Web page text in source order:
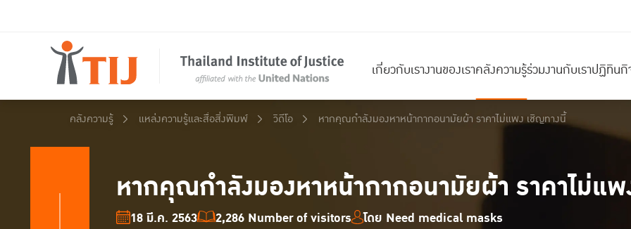
เกี่ยวกับเรางานของเราคลังความรู้ร่วมงานกับเราปฏิทินกิ
คลังความรู้ แหล่งความรู้และสื่อสิ่งพิมพ์ วิดีโอ หากคุณกำลังมองหาหน้ากากอนามัยผ้า ราคาไม่แพง เชิญทางนี้
หากคุณกำลังมองหาหน้ากากอนามัยผ้า ราคาไม่แ
18 มี.ค. 2563 2,286 Number of visitors โดย Need medical masks